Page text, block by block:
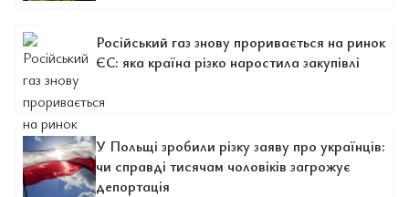
Російський газ знову проривається на ринок
ЄС: яка країна різко наростила закупівлі
У Польщі зробили різку заяву про українців:
чи справді тисячам чоловіків загрожує
депортація